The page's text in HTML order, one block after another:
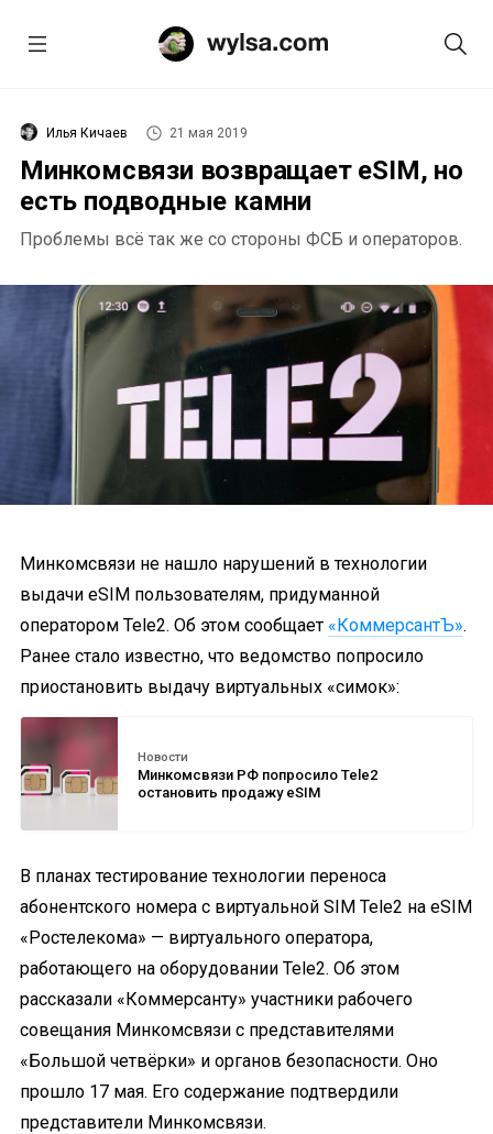
Илья Кичаев 21 мая 2019
Минкомсвязи возвращает eSIM, но
есть подводные камни
Проблемы всё так же со стороны ФСБ и операторов.
Минкомсвязи не нашло нарушений в технологии
выдачи eSIM пользователям, придуманной
оператором Tele2. Об этом сообщает «КоммерсантЪ».
Ранее стало известно, что ведомство попросило
приостановить выдачу виртуальных «симок»:
Новости
Минкомсвязи РФ попросило Tele2
остановить продажу eSIM
В планах тестирование технологии переноса
абонентского номера с виртуальной SIM Tele2 на eSIM
«Ростелекома» — виртуального оператора,
работающего на оборудовании Tele2. Об этом
рассказали «Коммерсанту» участники рабочего
совещания Минкомсвязи с представителями
«Большой четвёрки» и органов безопасности. Оно
прошло 17 мая. Его содержание подтвердили
представители Минкомсвязи.